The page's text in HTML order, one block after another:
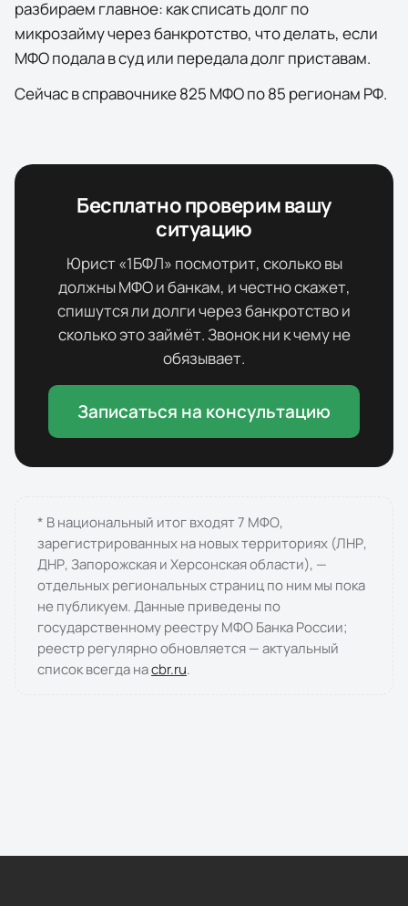
разбираем главное: как списать долг по
микрозайму через банкротство, что делать, если
МФО подала в суд или передала долг приставам.
Сейчас в справочнике825 МФОпо85 регионам РФ.
Бесплатно проверим вашу
ситуацию
Юрист «1БФЛ» посмотрит, сколько вы
должны МФО и банкам, и честно скажет,
спишутся ли долги через банкротство и
сколько это займёт. Звонок ни к чему не
обязывает.
Записаться на консультацию
* В национальный итог входят7 МФО,
зарегистрированных на новых территориях (ЛНР,
ДНР, Запорожская и Херсонская области), —
отдельных региональных страниц по ним мы пока
не публикуем. Данные приведены по
государственному реестру МФО Банка России;
реестр регулярно обновляется — актуальный
список всегда наcbr.ru.